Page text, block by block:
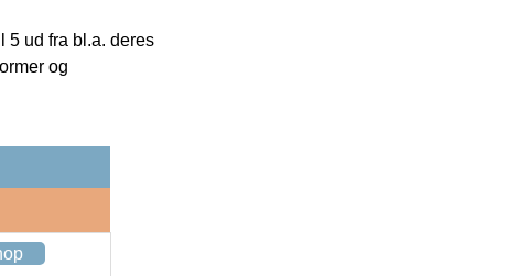
5 ud fra bl.a. deres
og